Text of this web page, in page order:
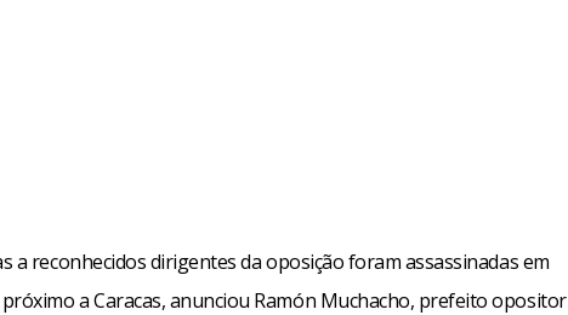
a reconhecidos dirigentes da oposição foram assassinadas em
a Caracas, anunciou Ramón Muchacho, prefeito opositor